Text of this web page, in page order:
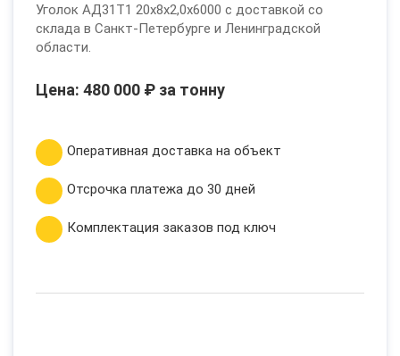
Уголок АД31Т1 20x8x2,0х6000 с доставкой со
склада в Санкт-Петербурге и Ленинградской
области.
Цена: 480 000 ₽ за тонну
Оперативная доставка на объект
Отсрочка платежа до 30 дней
Комплектация заказов под ключ